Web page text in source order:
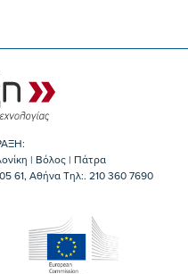
| Βόλος | Πάτρα
61, Αθήνα Τηλ:. 210 360 7690